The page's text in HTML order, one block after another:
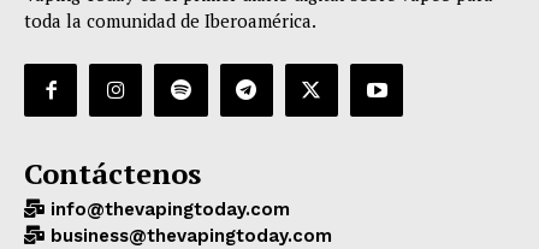
toda la comunidad de Iberoamérica.
Contáctenos
info@thevapingtoday.com
business@thevapingtoday.com